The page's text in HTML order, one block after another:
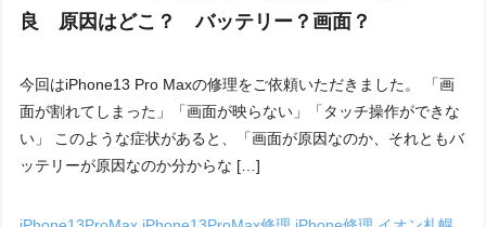
良 原因はどこ？ バッテリー？画面？
今回はiPhone13 Pro Maxの修理をご依頼いただきました。 「画
面が割れてしまった」「画面が映らない」「タッチ操作ができな
い」 このような症状があると、「画面が原因なのか、それともバ
ッテリーが原因なのか分からな […]